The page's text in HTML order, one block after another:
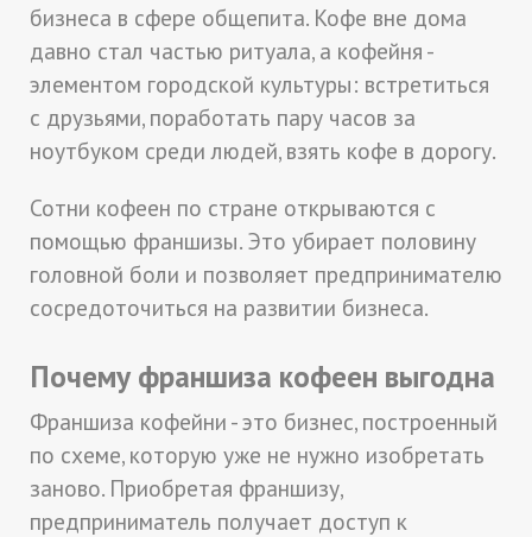
бизнеса в сфере общепита. Кофе вне дома
давно стал частью ритуала, а кофейня -
элементом городской культуры: встретиться
с друзьями, поработать пару часов за
ноутбуком среди людей, взять кофе в дорогу.
Сотни кофеен по стране открываются с
помощью франшизы. Это убирает половину
головной боли и позволяет предпринимателю
сосредоточиться на развитии бизнеса.
Почему франшиза кофеен выгодна
Франшиза кофейни - это бизнес, построенный
по схеме, которую уже не нужно изобретать
заново. Приобретая франшизу,
предприниматель получает доступ к